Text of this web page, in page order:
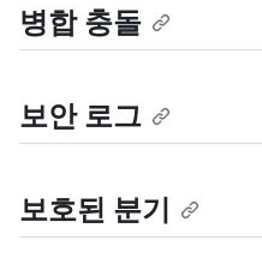
병합 충돌
보안 로그
보호된 분기